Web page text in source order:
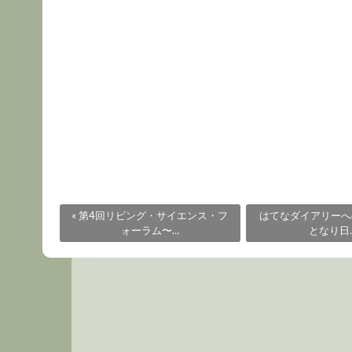
«第4回リビング・サイエンス・フ
ォーラム〜…
はてなダイアリー
となり